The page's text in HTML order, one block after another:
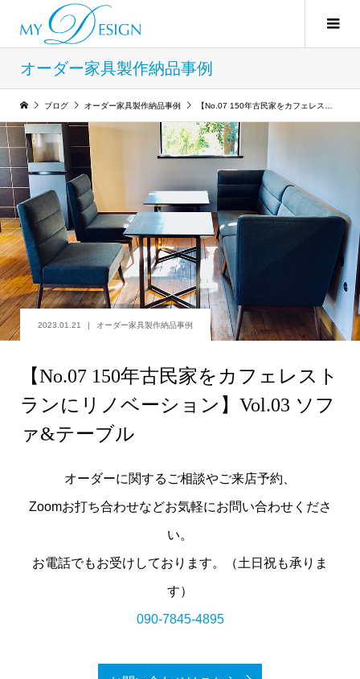
オーダー家具製作納品事例
ブログ オーダー家具製作納品事例 【No.07 150年古民家をカフェレストランにリノベーション】Vol.03 ソファ&テーブル
2023.01.21 オーダー家具製作納品事例
【No.07 150年古民家をカフェレスト
ランにリノベーション】Vol.03 ソフ
ァ&テーブル
オーダーに関するご相談やご来店予約、
Zoomお打ち合わせなどお気軽にお問い合わせくださ
い。
お電話でもお受けしております。（土日祝も承りま
す）
090-7845-4895